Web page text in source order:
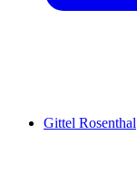
Gittel Rosenthal